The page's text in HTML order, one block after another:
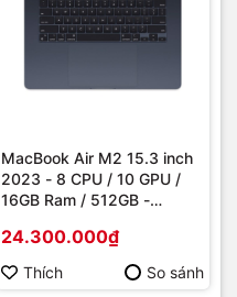
MacBook Air M2 15.3 inch
2023 - 8 CPU / 10 GPU /
16GB Ram / 512GB -
24.300.000₫
Thích So sánh